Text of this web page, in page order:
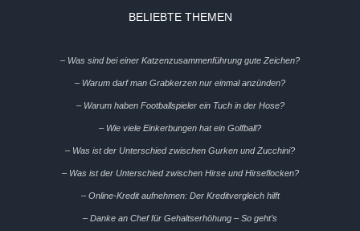
BELIEBTE THEMEN
– Was sind bei einer Katzenzusammenführung gute Zeichen?
– Warum darf man Grabkerzen nur einmal anzünden?
– Warum haben Footballspieler ein Tuch in der Hose?
– Wie viele Einkerbungen hat ein Golfball?
– Was ist der Unterschied zwischen Gurken und Zucchini?
– Was ist der Unterschied zwischen Hirse und Hirseflocken?
– Online-Kredit aufnehmen: Der Kreditvergleich hilft
– Danke an Chef für Gehaltserhöhung – So geht’s